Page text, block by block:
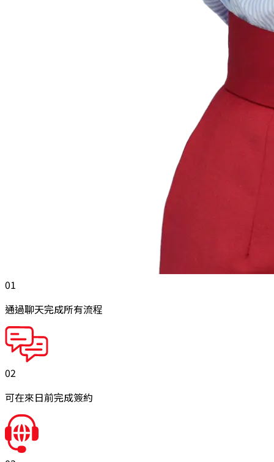
01
通過聊天完成所有流程
02
可在來日前完成簽約